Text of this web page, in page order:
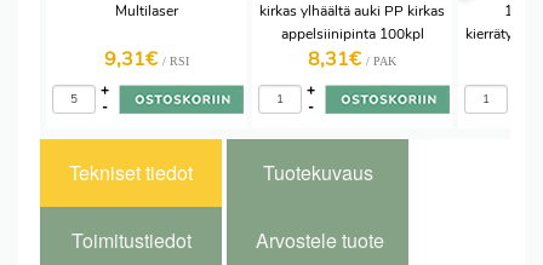
Multilaser
9,31€ / RSI
-
+
kirkas ylhäältä auki PP kirkas
appelsiinipinta 100kpl
8,31€ / PAK
-
+
Tekniset tiedot Tuotekuvaus
Toimitustiedot Arvostele tuote